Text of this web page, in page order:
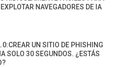
NAVEGADORES DE IA
UN SITIO DE PHISHING
SOLO 30 SEGUNDOS. ¿ESTÁS